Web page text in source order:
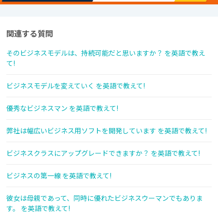
関連する質問
そのビジネスモデルは、持続可能だと思いますか？ を英語で教え
て!
ビジネスモデルを変えていく を英語で教えて!
優秀なビジネスマン を英語で教えて!
弊社は幅広いビジネス用ソフトを開発しています を英語で教えて!
ビジネスクラスにアップグレードできますか？ を英語で教えて!
ビジネスの第一線 を英語で教えて!
彼女は母親であって、同時に優れたビジネスウーマンでもありま
す。 を英語で教えて!